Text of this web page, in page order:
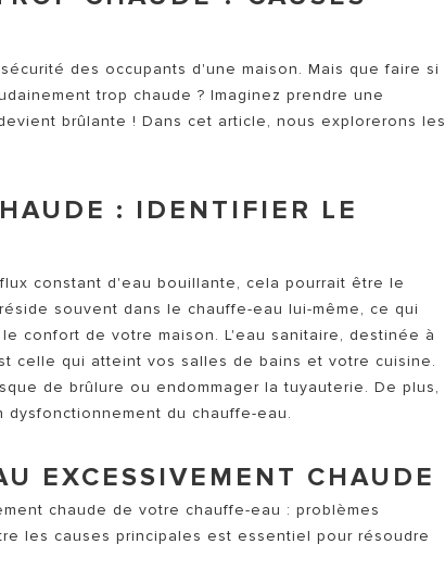
des occupants d'une maison. Mais que faire si
trop chaude ? Imaginez prendre une
brûlante ! Dans cet article, nous explorerons les
: IDENTIFIER LE
constant d'eau bouillante, cela pourrait être le
souvent dans le chauffe-eau lui-même, ce qui
confort de votre maison. L'eau sanitaire, destinée à
celle qui atteint vos salles de bains et votre cuisine.
de brûlure ou endommager la tuyauterie. De plus,
du chauffe-eau.
EXCESSIVEMENT CHAUDE
chaude de votre chauffe-eau : problèmes
les causes principales est essentiel pour résoudre